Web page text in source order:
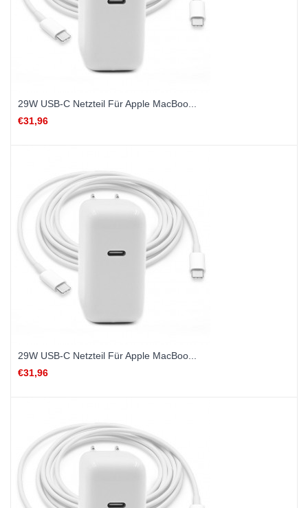
29W USB-C Netzteil Für Apple MacBoo...
€31,96
29W USB-C Netzteil Für Apple MacBoo...
€31,96